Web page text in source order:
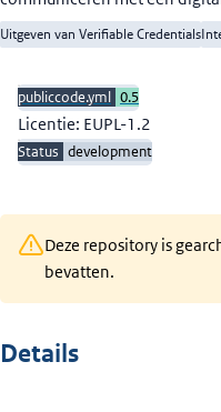
Uitgeven van Verifiable Credentials
publiccode.yml 0.5
Licentie: EUPL-1.2
Status development
Deze repository is
bevatten.
Details